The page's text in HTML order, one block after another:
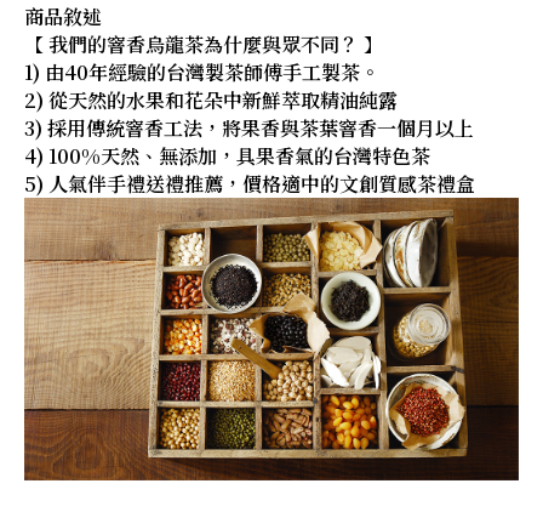
商品敘述
【 我們的窨香烏龍茶為什麼與眾不同？ 】
1) 由40年經驗的台灣製茶師傅手工製茶。
2) 從天然的水果和花朵中新鮮萃取精油純露
3) 採用傳統窨香工法，將果香與茶葉窨香一個月以上
4) 100%天然、無添加，具果香氣的台灣特色茶
5) 人氣伴手禮送禮推薦，價格適中的文創質感茶禮盒